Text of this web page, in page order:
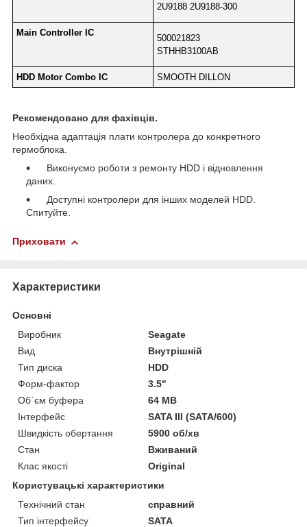
2U9188 2U9188-300
Main Controller IC
500021823
STHHB3100AB
HDD Motor Combo IC SMOOTH DILLON
Рекомендовано для фахівців.
Необхідна адаптація плати контролера до конкретного
гермоблока.
Виконуємо роботи з ремонту HDD і відновлення
даних.
Доступні контролери для інших моделей HDD.
Спитуйте.
Приховати
Характеристики
Основні
Виробник
Seagate
Вид
Внутрішній
Тип диска
HDD
Форм-фактор
3.5"
Об`єм буфера
64 MB
Інтерфейс
SATA III (SATA/600)
Швидкість обертання
5900 об/хв
Стан
Вживаний
Клас якості
Original
Користувацькі характеристики
Технічний стан
справний
Тип інтерфейсу
SATA